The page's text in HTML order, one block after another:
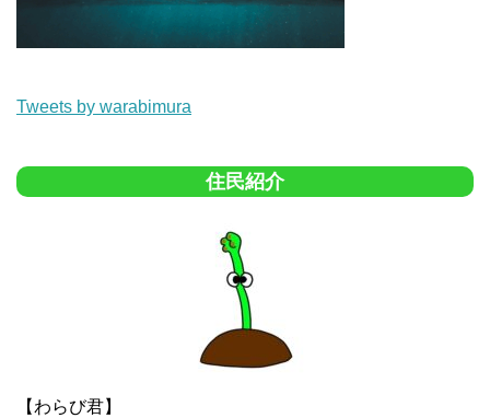
Tweets by warabimura
住民紹介
【わらび君】